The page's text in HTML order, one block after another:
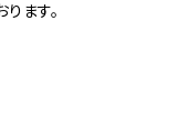
ます。